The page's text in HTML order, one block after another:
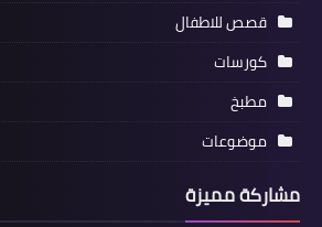
قصص للاطفال
كورسات
مطبخ
موضوعات
مشاركة مميزة